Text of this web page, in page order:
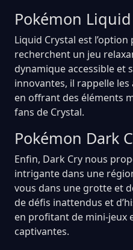
Pokémon
Liquid Crystal est
recherchent un jeu
dynamique accessible et
innovantes, il rappelle
en offrant des éléments
fans de Crystal.
Pokémon Dark
Enfin, Dark Cry nous
intrigante dans une
vous dans une grotte et
de défis inattendus et
en profitant de mini-jeux
captivantes.